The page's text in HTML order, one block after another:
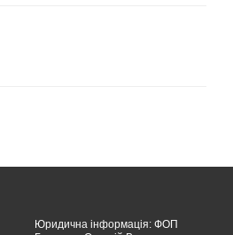
Юридична інформація: ФОП